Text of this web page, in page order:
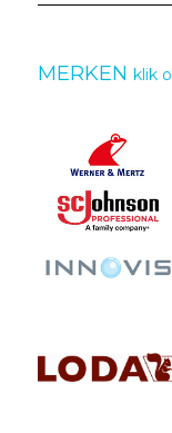
MERKEN klik